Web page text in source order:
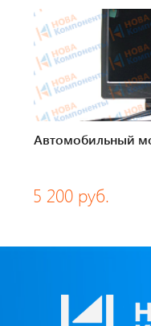
Автоклимат
Датчики скорости
Картриджи для
Переходники,
Картридеры для
Автомобильный
5 200 руб.